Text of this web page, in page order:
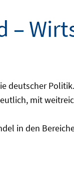
–
deutscher
mit
in den